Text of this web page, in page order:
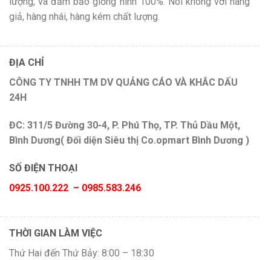
giả, hàng nhái, hàng kém chất lượng.
ĐỊA CHỈ
CÔNG TY TNHH TM DV QUẢNG CÁO VÀ KHẮC DẤU
24H
ĐC: 311/5 Đường 30-4, P. Phú Thọ, TP. Thủ Dầu Một,
Bình Dương( Đối diện Siêu thị Co.opmart Bình Dương )
SỐ ĐIỆN THOẠI
0925.100.222 – 0985.583.246
THỜI GIAN LÀM VIỆC
Thứ Hai đến Thứ Bảy: 8:00 – 18:30